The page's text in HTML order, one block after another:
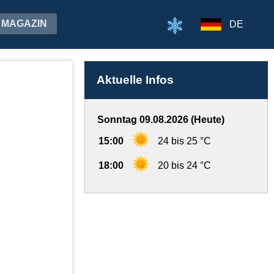
MAGAZIN DE
Aktuelle Infos
Sonntag 09.08.2026 (Heute)
15:00 24 bis 25 °C
18:00 20 bis 24 °C